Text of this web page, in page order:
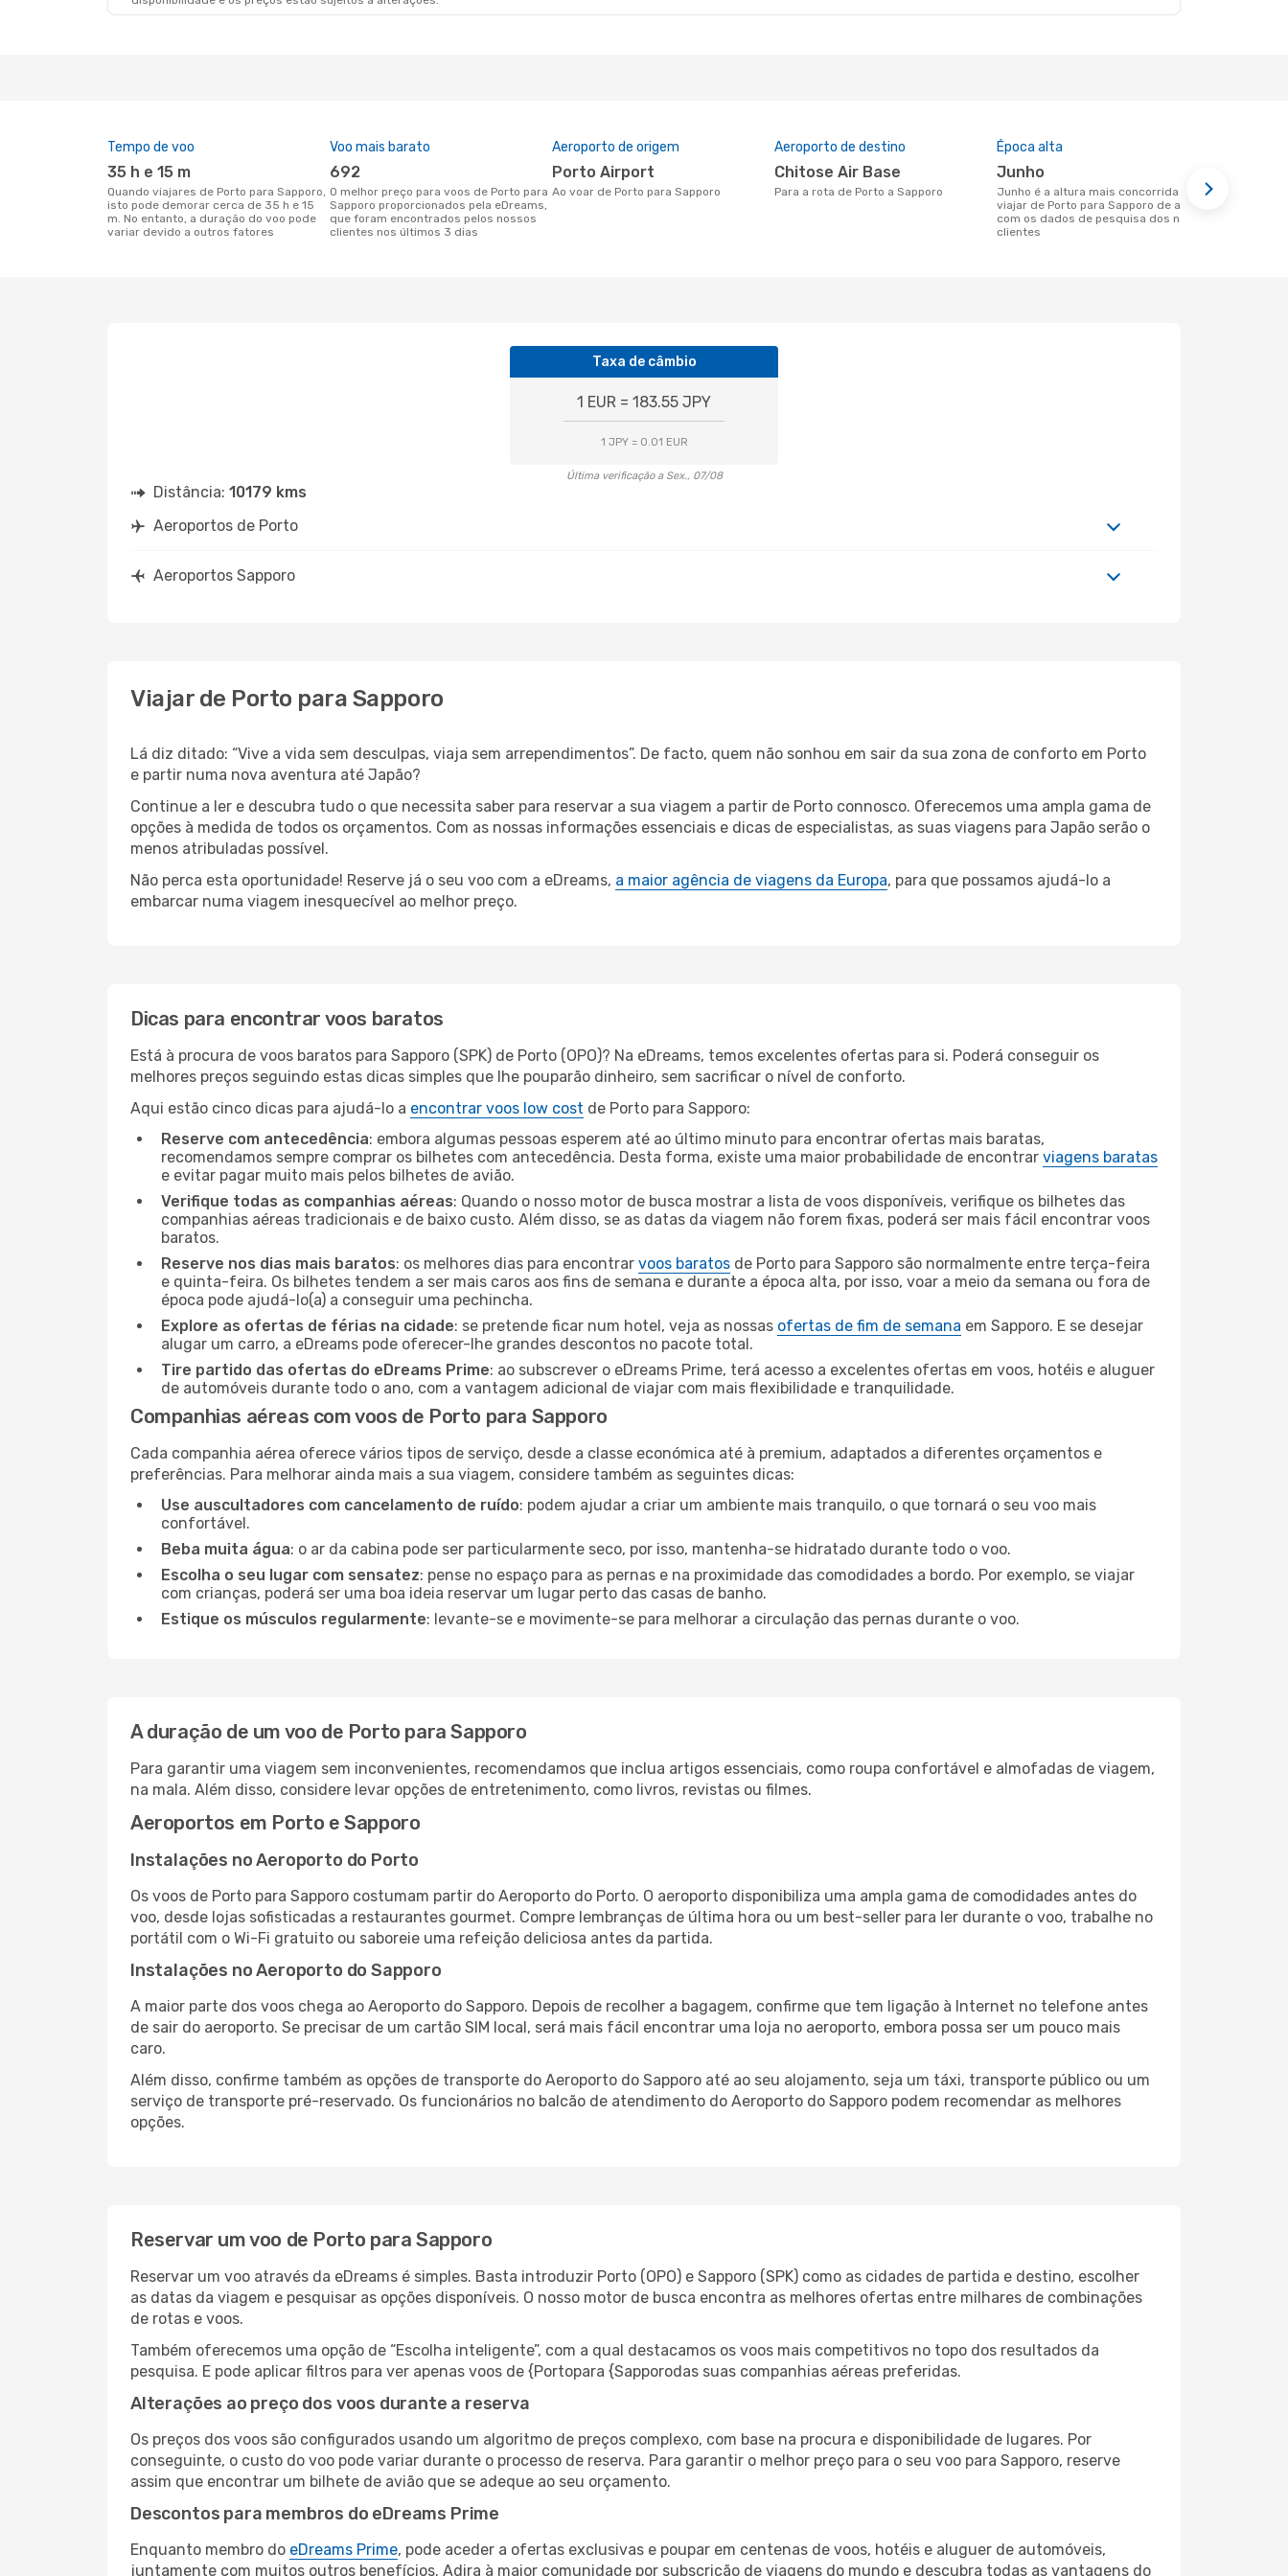
Tempo de voo
35 h e 15 m
Quando viajares de Porto para Sapporo,
isto pode demorar cerca de 35 h e 15
m. No entanto, a duração do voo pode
variar devido a outros fatores
Voo mais barato
692
O melhor preço para voos de Porto para
Sapporo proporcionados pela eDreams,
que foram encontrados pelos nossos
clientes nos últimos 3 dias
Aeroporto de origem
Porto Airport
Ao voar de Porto para Sapporo
Aeroporto de destino
Chitose Air Base
Para a rota de Porto a Sapporo
Época alta
junho
junho é a altura mais concorrida para
viajar de Porto para Sapporo de acordo
com os dados de pesquisa dos nossos
clientes
Taxa de câmbio
1 EUR = 183.55 JPY
1 JPY = 0.01 EUR
Última verificação a Sex., 07/08
Distância: 10179 kms
Aeroportos de Porto
Aeroportos Sapporo
Viajar de Porto para Sapporo
Lá diz ditado: “Vive a vida sem desculpas, viaja sem arrependimentos”. De facto, quem não sonhou em sair da sua zona de conforto em Porto
e partir numa nova aventura até Japão?
Continue a ler e descubra tudo o que necessita saber para reservar a sua viagem a partir de Porto connosco. Oferecemos uma ampla gama de
opções à medida de todos os orçamentos. Com as nossas informações essenciais e dicas de especialistas, as suas viagens para Japão serão o
menos atribuladas possível.
Não perca esta oportunidade! Reserve já o seu voo com a eDreams, a maior agência de viagens da Europa, para que possamos ajudá-lo a
embarcar numa viagem inesquecível ao melhor preço.
Dicas para encontrar voos baratos
Está à procura de voos baratos para Sapporo (SPK) de Porto (OPO)? Na eDreams, temos excelentes ofertas para si. Poderá conseguir os
melhores preços seguindo estas dicas simples que lhe pouparão dinheiro, sem sacrificar o nível de conforto.
Aqui estão cinco dicas para ajudá-lo a encontrar voos low cost de Porto para Sapporo:
Reserve com antecedência: embora algumas pessoas esperem até ao último minuto para encontrar ofertas mais baratas,
recomendamos sempre comprar os bilhetes com antecedência. Desta forma, existe uma maior probabilidade de encontrar viagens baratas
e evitar pagar muito mais pelos bilhetes de avião.
Verifique todas as companhias aéreas: Quando o nosso motor de busca mostrar a lista de voos disponíveis, verifique os bilhetes das
companhias aéreas tradicionais e de baixo custo. Além disso, se as datas da viagem não forem fixas, poderá ser mais fácil encontrar voos
baratos.
Reserve nos dias mais baratos: os melhores dias para encontrar voos baratos de Porto para Sapporo são normalmente entre terça-feira
e quinta-feira. Os bilhetes tendem a ser mais caros aos fins de semana e durante a época alta, por isso, voar a meio da semana ou fora de
época pode ajudá-lo(a) a conseguir uma pechincha.
Explore as ofertas de férias na cidade: se pretende ficar num hotel, veja as nossas ofertas de fim de semana em Sapporo. E se desejar
alugar um carro, a eDreams pode oferecer-lhe grandes descontos no pacote total.
Tire partido das ofertas do eDreams Prime: ao subscrever o eDreams Prime, terá acesso a excelentes ofertas em voos, hotéis e aluguer
de automóveis durante todo o ano, com a vantagem adicional de viajar com mais flexibilidade e tranquilidade.
Companhias aéreas com voos de Porto para Sapporo
Cada companhia aérea oferece vários tipos de serviço, desde a classe económica até à premium, adaptados a diferentes orçamentos e
preferências. Para melhorar ainda mais a sua viagem, considere também as seguintes dicas:
Use auscultadores com cancelamento de ruído: podem ajudar a criar um ambiente mais tranquilo, o que tornará o seu voo mais
confortável.
Beba muita água: o ar da cabina pode ser particularmente seco, por isso, mantenha-se hidratado durante todo o voo.
Escolha o seu lugar com sensatez: pense no espaço para as pernas e na proximidade das comodidades a bordo. Por exemplo, se viajar
com crianças, poderá ser uma boa ideia reservar um lugar perto das casas de banho.
Estique os músculos regularmente: levante-se e movimente-se para melhorar a circulação das pernas durante o voo.
A duração de um voo de Porto para Sapporo
Para garantir uma viagem sem inconvenientes, recomendamos que inclua artigos essenciais, como roupa confortável e almofadas de viagem,
na mala. Além disso, considere levar opções de entretenimento, como livros, revistas ou filmes.
Aeroportos em Porto e Sapporo
Instalações no Aeroporto do Porto
Os voos de Porto para Sapporo costumam partir do Aeroporto do Porto. O aeroporto disponibiliza uma ampla gama de comodidades antes do
voo, desde lojas sofisticadas a restaurantes gourmet. Compre lembranças de última hora ou um best-seller para ler durante o voo, trabalhe no
portátil com o Wi-Fi gratuito ou saboreie uma refeição deliciosa antes da partida.
Instalações no Aeroporto do Sapporo
A maior parte dos voos chega ao Aeroporto do Sapporo. Depois de recolher a bagagem, confirme que tem ligação à Internet no telefone antes
de sair do aeroporto. Se precisar de um cartão SIM local, será mais fácil encontrar uma loja no aeroporto, embora possa ser um pouco mais
caro.
Além disso, confirme também as opções de transporte do Aeroporto do Sapporo até ao seu alojamento, seja um táxi, transporte público ou um
serviço de transporte pré-reservado. Os funcionários no balcão de atendimento do Aeroporto do Sapporo podem recomendar as melhores
opções.
Reservar um voo de Porto para Sapporo
Reservar um voo através da eDreams é simples. Basta introduzir Porto (OPO) e Sapporo (SPK) como as cidades de partida e destino, escolher
as datas da viagem e pesquisar as opções disponíveis. O nosso motor de busca encontra as melhores ofertas entre milhares de combinações
de rotas e voos.
Também oferecemos uma opção de “Escolha inteligente”, com a qual destacamos os voos mais competitivos no topo dos resultados da
pesquisa. E pode aplicar filtros para ver apenas voos de {Portopara {Sapporodas suas companhias aéreas preferidas.
Alterações ao preço dos voos durante a reserva
Os preços dos voos são configurados usando um algoritmo de preços complexo, com base na procura e disponibilidade de lugares. Por
conseguinte, o custo do voo pode variar durante o processo de reserva. Para garantir o melhor preço para o seu voo para Sapporo, reserve
assim que encontrar um bilhete de avião que se adeque ao seu orçamento.
Descontos para membros do eDreams Prime
Enquanto membro do eDreams Prime, pode aceder a ofertas exclusivas e poupar em centenas de voos, hotéis e aluguer de automóveis,
juntamente com muitos outros benefícios. Adira à maior comunidade por subscrição de viagens do mundo e descubra todas as vantagens do